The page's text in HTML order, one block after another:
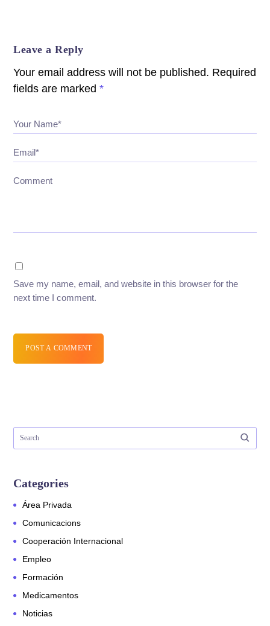
Leave a Reply
Your email address will not be published. Required
fields are marked*
Your Name*
Email*
Comment
Save my name, email, and website in this browser for the
next time I comment.
POST A COMMENT
Categories
Área Privada
Comunicacions
Cooperación Internacional
Empleo
Formación
Medicamentos
Noticias